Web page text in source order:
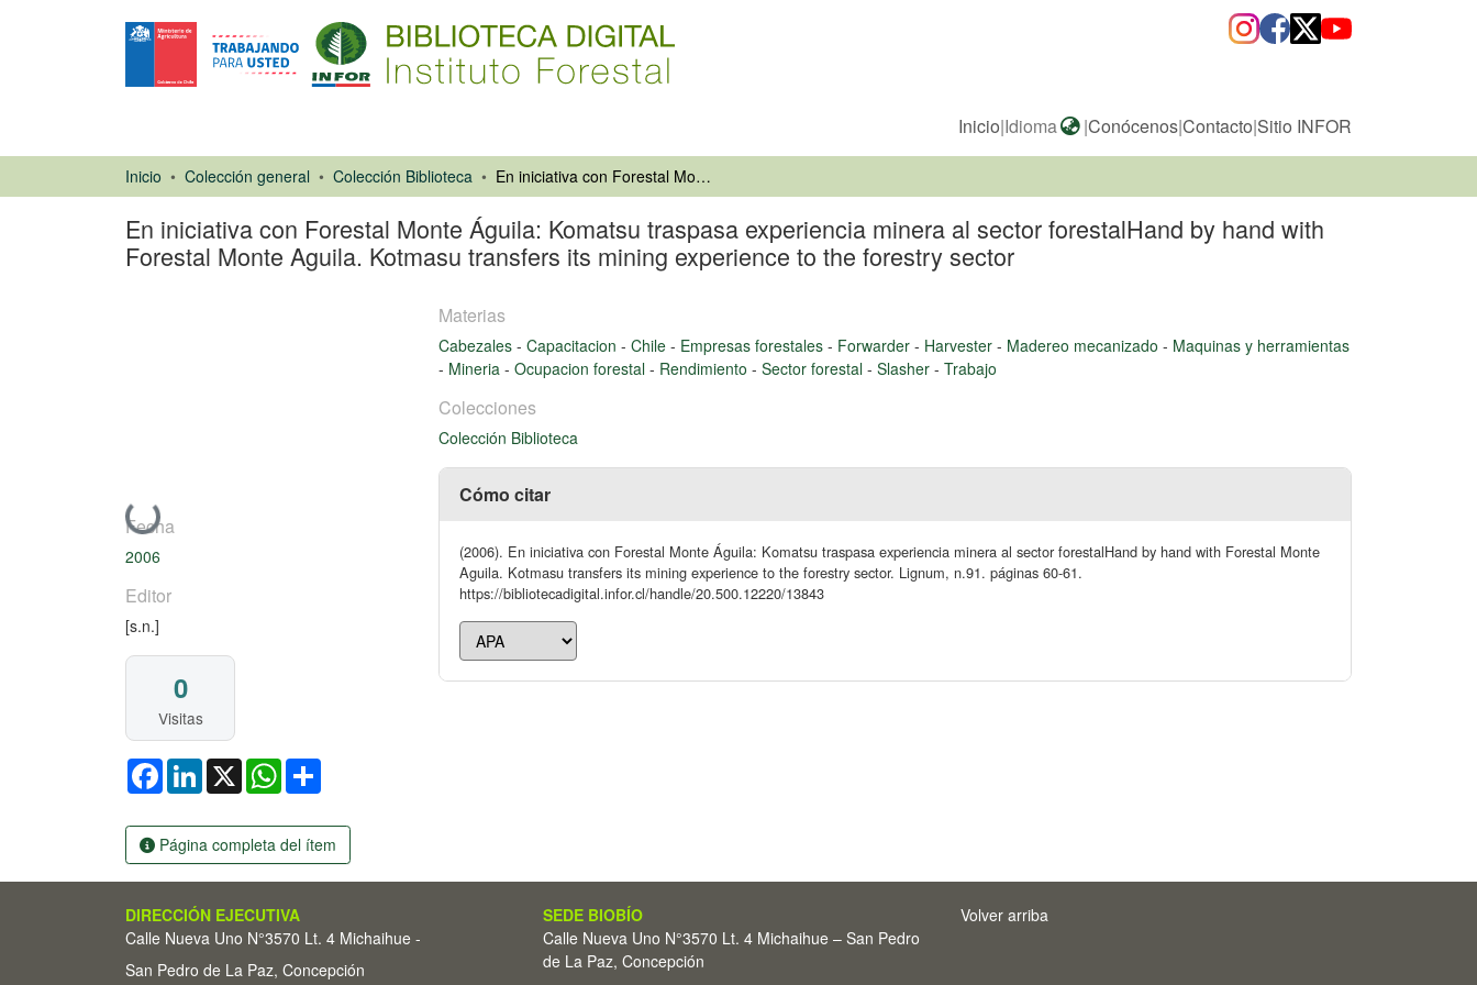
Inicio|Idioma |Conócenos|Contacto|Sitio INFOR
Inicio Colección general Colección Biblioteca En iniciativa con Forestal Monte Águila: Komatsu traspasa experiencia minera al sector forestalHand by hand with Forestal Monte Aguila. Kotmasu transfers its mining experience to the forestry sector
En iniciativa con Forestal Monte Águila: Komatsu traspasa experiencia minera al sector forestalHand by hand with
Forestal Monte Aguila. Kotmasu transfers its mining experience to the forestry sector
Cargando...
Fecha
2006
Editor
[s.n.]
0
Visitas
FacebookLinkedIn
X WhatsApp
Página completa del ítem
Materias
Cabezales - Capacitacion - Chile - Empresas forestales - Forwarder - Harvester - Madereo mecanizado - Maquinas y herramientas
- Mineria - Ocupacion forestal - Rendimiento - Sector forestal - Slasher - Trabajo
Colecciones
Colección Biblioteca
Cómo citar
(2006). En iniciativa con Forestal Monte Águila: Komatsu traspasa experiencia minera al sector forestalHand by hand with Forestal Monte
Aguila. Kotmasu transfers its mining experience to the forestry sector. Lignum, n.91. páginas 60-61.
https://bibliotecadigital.infor.cl/handle/20.500.12220/13843
DIRECCIÓN EJECUTIVA
Calle Nueva Uno N°3570 Lt. 4 Michaihue -
San Pedro de La Paz, Concepción
SEDE BIOBÍO
Calle Nueva Uno N°3570 Lt. 4 Michaihue – San Pedro
de La Paz, Concepción
Volver arriba